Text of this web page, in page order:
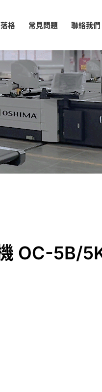
格 常見問題 聯絡我們
OC-5B/